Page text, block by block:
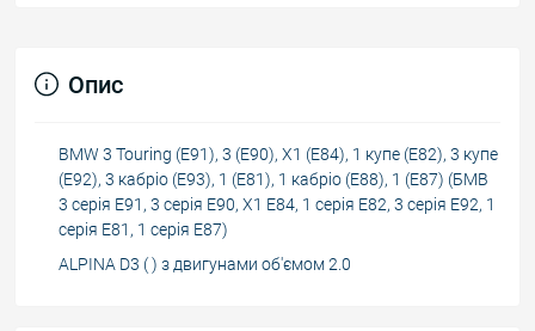
Опис
BMW 3 Touring (E91), 3 (E90), X1 (E84), 1 купе (E82), 3 купе
(E92), 3 кабріо (E93), 1 (E81), 1 кабріо (E88), 1 (E87) (БМВ
3 серія Е91, 3 серія Е90, Х1 Е84, 1 серія Е82, 3 серія Е92, 1
серія Е81, 1 серія Е87)
ALPINA D3 ( ) з двигунами об'ємом 2.0